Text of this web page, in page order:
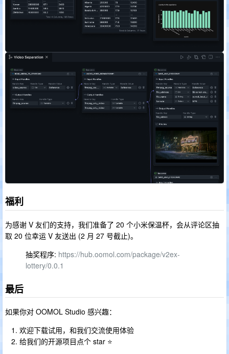
福利
为感谢 V 友们的支持，我们准备了 20 个小米保温杯，会从评论区抽
取 20 位幸运 V 友送出 (2 月 27 号截止)。
抽奖程序: https://hub.oomol.com/package/v2ex-
lottery/0.0.1
最后
如果你对 OOMOL Studio 感兴趣：
欢迎下载试用，和我们交流使用体验
给我们的开源项目点个 star ⭐